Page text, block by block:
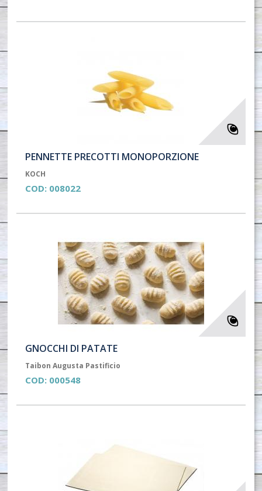
PENNETTE PRECOTTI MONOPORZIONE
KOCH
COD: 008022
GNOCCHI DI PATATE
Taibon Augusta Pastificio
COD: 000548